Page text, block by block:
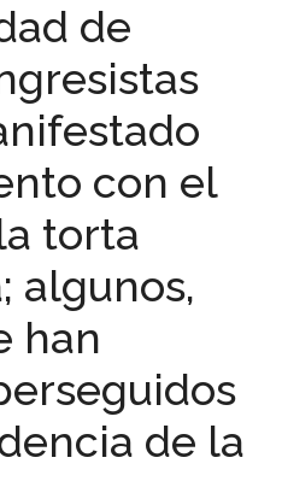
de
con el
torta
algunos,
han
de la